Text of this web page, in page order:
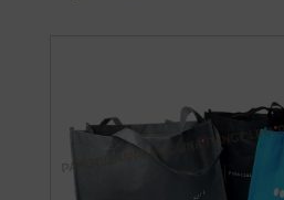
PANGOLINA.COM